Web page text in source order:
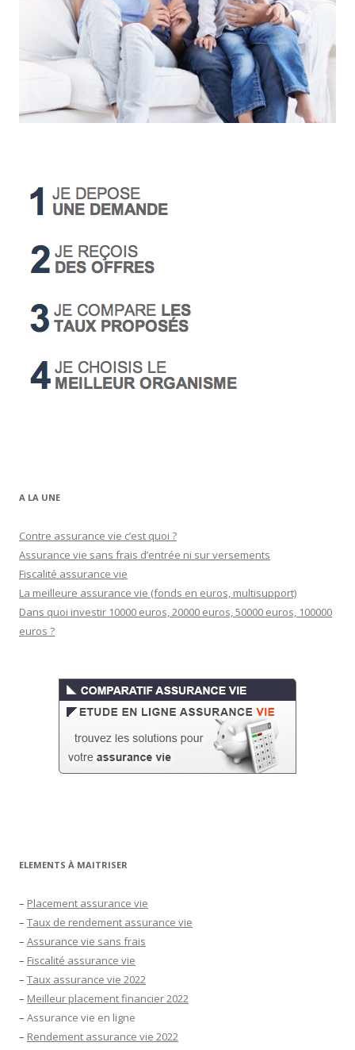
A LA UNE
Contre assurance vie c’est quoi ?
Assurance vie sans frais d’entrée ni sur versements
Fiscalité assurance vie
La meilleure assurance vie (fonds en euros, multisupport)
Dans quoi investir 10000 euros, 20000 euros, 50000 euros, 100000
euros ?
ELEMENTS À MAITRISER
– Placement assurance vie
– Taux de rendement assurance vie
– Assurance vie sans frais
– Fiscalité assurance vie
– Taux assurance vie 2022
– Meilleur placement financier 2022
– Assurance vie en ligne
– Rendement assurance vie 2022